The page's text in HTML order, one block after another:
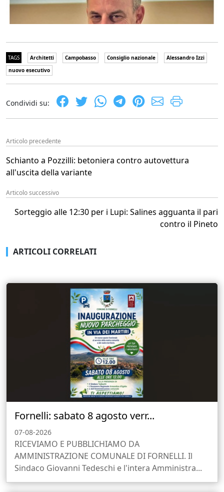
TAGS Architetti Campobasso Consiglio nazionale
Alessandro Izzi
nuovo esecutivo
Condividi su:
Articolo precedente
Schianto a Pozzilli: betoniera contro autovettura
all'uscita della variante
Articolo successivo
Sorteggio alle 12:30 per i Lupi: Salines agguanta il pari
contro il Pineto
ARTICOLI CORRELATI
Fornelli: sabato 8 agosto verr...
07-08-2026
RICEVIAMO E PUBBLICHIAMO DA
AMMINISTRAZIONE COMUNALE DI FORNELLI. Il
Sindaco Giovanni Tedeschi e l'intera Amministra...